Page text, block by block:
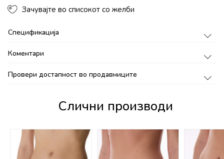
Зачувајте во списокот со желби
Спецификација
Коментари
Провери достапност во продавниците
Слични производи